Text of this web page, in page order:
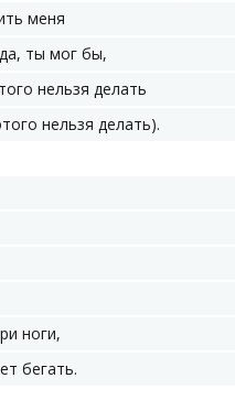
меня
ты мог бы,
нельзя делать
нельзя делать).
ноги,
бегать.